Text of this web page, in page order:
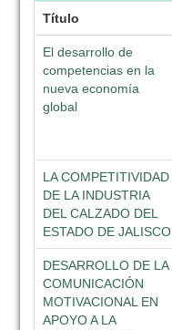
Título
El desarrollo de
competencias en la
nueva economía
global
LA COMPETITIVIDAD
DE LA INDUSTRIA
DEL CALZADO DEL
ESTADO DE JALISCO
DESARROLLO DE LA
COMUNICACIÓN
MOTIVACIONAL EN
APOYO A LA